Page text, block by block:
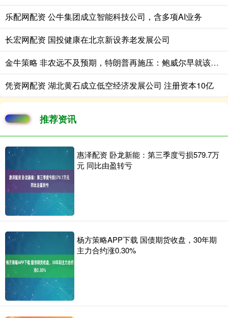
乐配网配资 公牛集团成立智能科技公司，含多项AI业务
长宏网配资 国投健康在北京新设养老发展公司
金牛策略 非农远不及预期，特朗普再施压：鲍威尔早就该降息了
凭资网配资 湖北黄石成立低空经济发展公司 注册资本10亿
推荐资讯
惠泽配资 卧龙新能：第三季度亏损579.7万
元 同比由盈转亏
杨方策略APP下载 国债期货收盘，30年期
主力合约涨0.30%